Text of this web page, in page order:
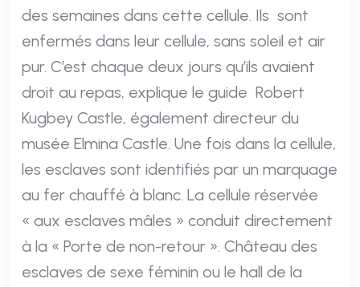
des semaines dans cette cellule. Ils sont
enfermés dans leur cellule, sans soleil et air
pur. C’est chaque deux jours qu’ils avaient
droit au repas, explique le guide Robert
Kugbey Castle, également directeur du
musée Elmina Castle. Une fois dans la cellule,
les esclaves sont identifiés par un marquage
au fer chauffé à blanc. La cellule réservée
« aux esclaves mâles » conduit directement
à la « Porte de non-retour ». Château des
esclaves de sexe féminin ou le hall de la